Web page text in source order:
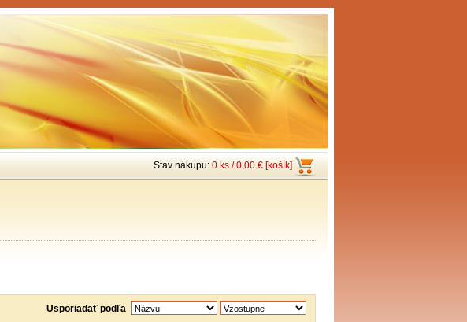
Stav nákupu: 0 ks / 0,00 € [košík]
Usporiadať podľa